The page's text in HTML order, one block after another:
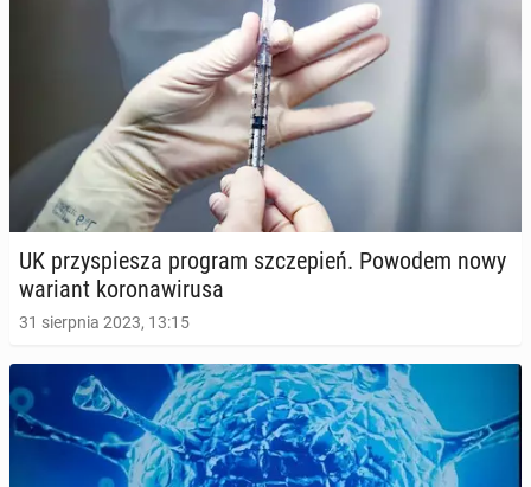
UK przy­spie­sza program szcze­pień. Powodem nowy
wariant ko­ro­na­wi­ru­sa
31 sierpnia 2023, 13:15